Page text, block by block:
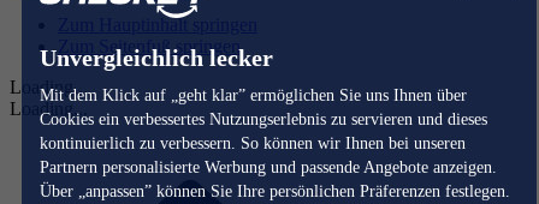
Unvergleichlich lecker
Mit dem Klick auf „geht klar” ermöglichen Sie uns Ihnen über
Cookies ein verbessertes Nutzungserlebnis zu servieren und dieses
kontinuierlich zu verbessern. So können wir Ihnen bei unseren
Partnern personalisierte Werbung und passende Angebote anzeigen.
Über „anpassen” können Sie Ihre persönlichen Präferenzen festlegen.
Zum Hauptinhalt springen
Zum Seitenfuß springen
Loading...
Loading...